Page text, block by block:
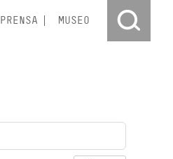
PRENSA MUSEO